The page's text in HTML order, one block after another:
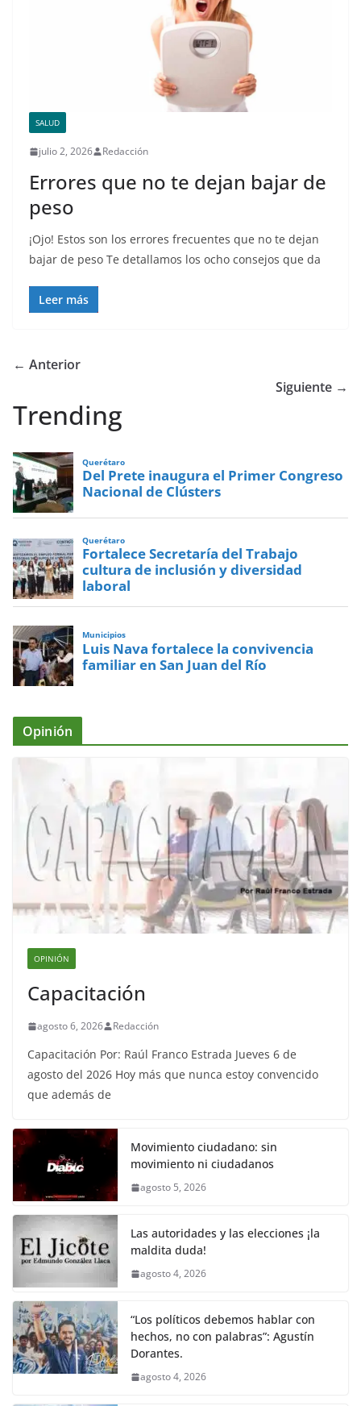
SALUD
julio 2, 2026 Redacción
Errores que no te dejan bajar de
peso
¡Ojo! Estos son los errores frecuentes que no te dejan
bajar de peso Te detallamos los ocho consejos que da
Leer más
← Anterior
Siguiente →
Trending
Querétaro
Del Prete inaugura el Primer Congreso
Nacional de Clústers
Querétaro
Fortalece Secretaría del Trabajo
cultura de inclusión y diversidad
laboral
Municipios
Luis Nava fortalece la convivencia
familiar en San Juan del Río
Opinión
OPINIÓN
Capacitación
agosto 6, 2026 Redacción
Capacitación Por: Raúl Franco Estrada Jueves 6 de
agosto del 2026 Hoy más que nunca estoy convencido
que además de
Movimiento ciudadano: sin
movimiento ni ciudadanos
agosto 5, 2026
Las autoridades y las elecciones ¡la
maldita duda!
agosto 4, 2026
“Los políticos debemos hablar con
hechos, no con palabras”: Agustín
Dorantes.
agosto 4, 2026